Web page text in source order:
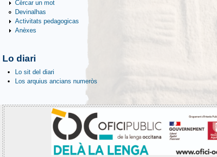
Cèrcar un mot
Devinalhas
Activitats pedagogicas
Anèxes
Lo diari
Lo sit del diari
Los arquius ancians numeròs